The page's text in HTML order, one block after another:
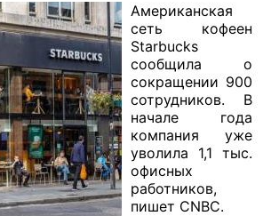
Американская
сеть кофеен
Starbucks
сообщила о
сокращении 900
сотрудников. В
начале года
компания уже
уволила 1,1 тыс.
офисных
работников,
пишет CNBC.